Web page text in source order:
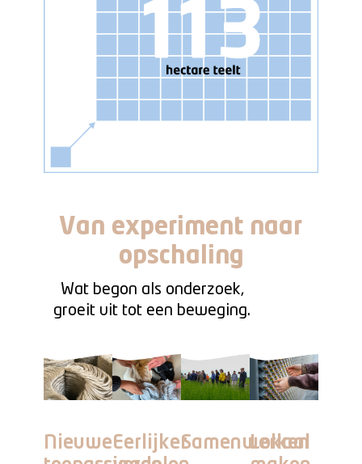
Van experiment naar
opschaling
Wat begon als onderzoek,
groeit uit tot een beweging.
NieuweEerlijkerSamenwerken
Lokaal